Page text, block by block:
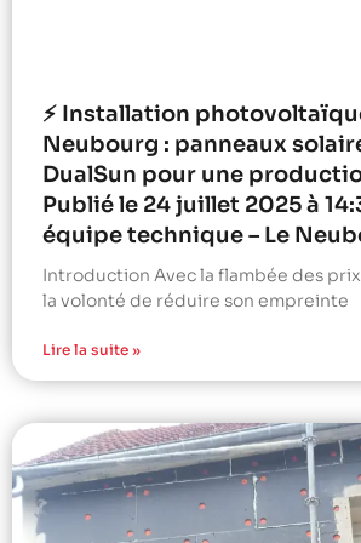
⚡ Installation
Neubourg : panneaux
DualSun pour une
Publié le 24 juillet 2025 à
équipe technique – Le
Introduction Avec la flambée des
la volonté de réduire son empreinte
Lire la suite »